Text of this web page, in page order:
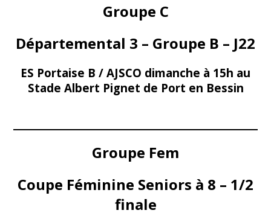
Groupe C
Départemental 3 – Groupe B – J22
ES Portaise B / AJSCO dimanche à 15h au
Stade Albert Pignet de Port en Bessin
Groupe Fem
Coupe Féminine Seniors à 8 – 1/2
finale